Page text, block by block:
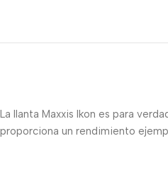
La llanta Maxxis Ikon es para
proporciona un rendimiento